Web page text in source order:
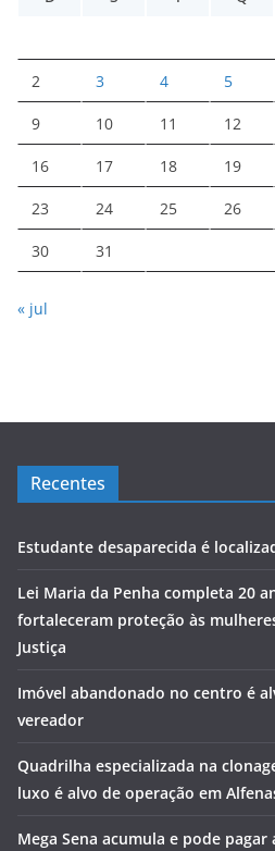
2 3 4 5
9 10 11 12
16 17 18 19
23 24 25 26
30 31
« jul
Recentes
Estudante desaparecida é
Lei Maria da Penha completa 20
fortaleceram proteção às
Justiça
Imóvel abandonado no centro é
vereador
Quadrilha especializada na
luxo é alvo de operação em
Mega Sena acumula e pode